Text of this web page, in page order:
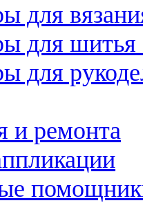
для
для
для
и ремонта